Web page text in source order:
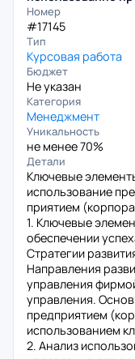
Номер
#17145
Тип
Курсовая работа
Бюджет
Не указан
Категория
Менеджмент
Уникальность
не менее 70%
Детали
Ключевые
использование
приятием
1. Ключевые
обеспечении
Стратегии
Направления
управления
управления.
предприятием
использованием
2. Анализ